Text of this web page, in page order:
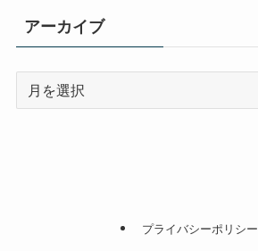
リ
ー
アーカイブ
プライバシーポリシー